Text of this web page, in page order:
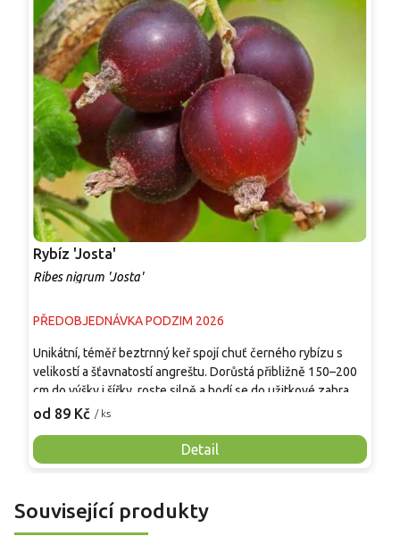
Rybíz 'Josta'
Ribes nigrum 'Josta'
PŘEDOBJEDNÁVKA PODZIM 2026
od 89 Kč / ks
Detail
Unikátní, téměř beztrnný keř spojí chuť černého rybízu s
velikostí a šťavnatostí angreštu. Dorůstá přibližně 150–200
cm do výšky i šířky, roste silně a hodí se do užitkové zahrady,
ovocné řady i jedlého živého plůtku. V červenci až srpnu
hroznech, příjemně sladkokyselé, aromatické a vhodné k
přímé konzumaci, do džemů, šťáv, koláčů i mražení.
Související produkty